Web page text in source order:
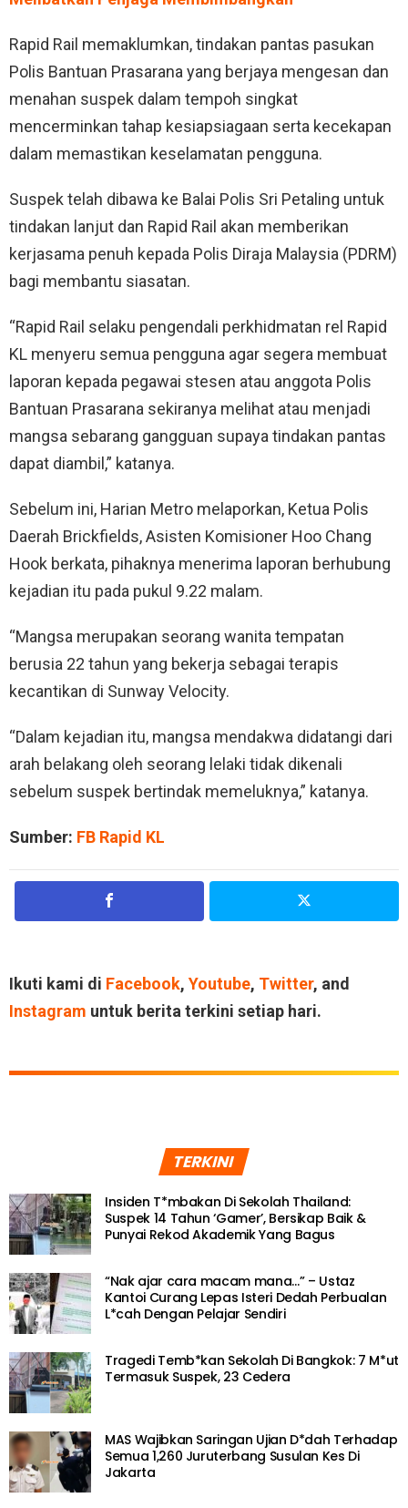
Rapid Rail memaklumkan, tindakan pantas pasukan
Polis Bantuan Prasarana yang berjaya mengesan dan
menahan suspek dalam tempoh singkat
mencerminkan tahap kesiapsiagaan serta kecekapan
dalam memastikan keselamatan pengguna.
Suspek telah dibawa ke Balai Polis Sri Petaling untuk
tindakan lanjut dan Rapid Rail akan memberikan
kerjasama penuh kepada Polis Diraja Malaysia (PDRM)
bagi membantu siasatan.
“Rapid Rail selaku pengendali perkhidmatan rel Rapid
KL menyeru semua pengguna agar segera membuat
laporan kepada pegawai stesen atau anggota Polis
Bantuan Prasarana sekiranya melihat atau menjadi
mangsa sebarang gangguan supaya tindakan pantas
dapat diambil,” katanya.
Sebelum ini, Harian Metro melaporkan, Ketua Polis
Daerah Brickfields, Asisten Komisioner Hoo Chang
Hook berkata, pihaknya menerima laporan berhubung
kejadian itu pada pukul 9.22 malam.
“Mangsa merupakan seorang wanita tempatan
berusia 22 tahun yang bekerja sebagai terapis
kecantikan di Sunway Velocity.
“Dalam kejadian itu, mangsa mendakwa didatangi dari
arah belakang oleh seorang lelaki tidak dikenali
sebelum suspek bertindak memeluknya,” katanya.
Sumber: FB Rapid KL
Ikuti kami di Facebook, Youtube, Twitter, and
Instagram untuk berita terkini setiap hari.
TERKINI
Insiden T*mbakan Di Sekolah Thailand:
Suspek 14 Tahun ‘Gamer’, Bersikap Baik &
Punyai Rekod Akademik Yang Bagus
“Nak ajar cara macam mana…” – Ustaz
Kantoi Curang Lepas Isteri Dedah Perbualan
L*cah Dengan Pelajar Sendiri
Tragedi Temb*kan Sekolah Di Bangkok: 7 M*ut
Termasuk Suspek, 23 Cedera
MAS Wajibkan Saringan Ujian D*dah Terhadap
Semua 1,260 Juruterbang Susulan Kes Di
Jakarta